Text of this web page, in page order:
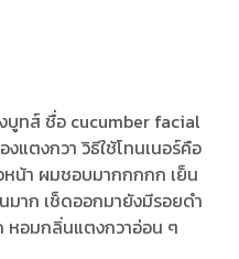
บูทส์ ชื่อ cucumber facial
แตงกวา วิธีใช้โทนเนอร์คือ
หน้า ผมชอบมากกกกก เย็น
าก เช็ดออกมายังมีรอยดำ
หอมกลิ่นแตงกวาอ่อน ๆ